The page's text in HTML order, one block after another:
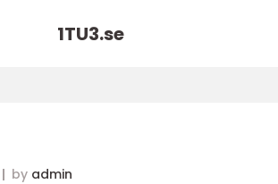
1TU3.se
by admin